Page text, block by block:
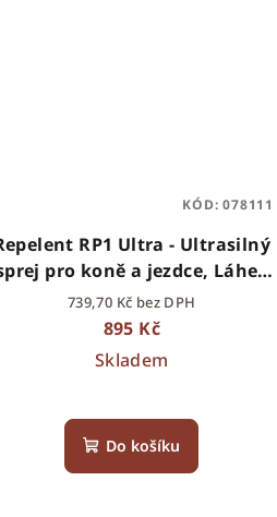
RP1 Ultra - Ultrasilný
pro koně a jezdce, Láhev
s rozprašovačem 500ml
739,70 Kč bez DPH
895 Kč
Skladem
Do košíku
KÓD:078111